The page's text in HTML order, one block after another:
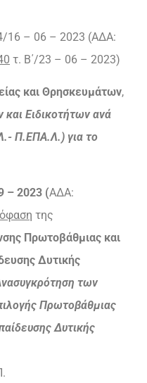
16 – 06 – 2023 (ΑΔΑ:
τ. Β΄/23 – 06 – 2023)
και Θρησκευμάτων,
Ειδικοτήτων ανά
Π.ΕΠΑ.Λ.) για το
– 2023 (ΑΔΑ:
της
Πρωτοβάθμιας και
Δυτικής
των
Πρωτοβάθμιας
Δυτικής